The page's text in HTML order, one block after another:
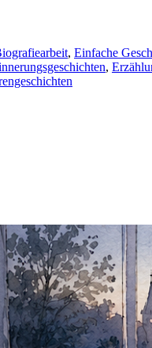
, Einfache
,